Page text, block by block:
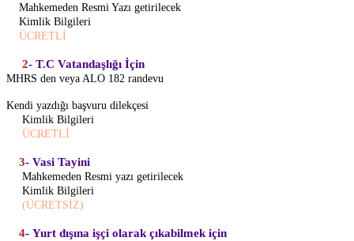
Mahkemeden Resmi Yazı getirilecek
Kimlik Bilgileri
ÜCRETLİ
2- T.C Vatandaşlığı İçin
MHRS den veya ALO 182 randevu
Kendi yazdığı başvuru dilekçesi
Kimlik Bilgileri
ÜCRETLİ
3- Vasi Tayini
Mahkemeden Resmi yazı getirilecek
Kimlik Bilgileri
(ÜCRETSİZ)
4- Yurt dışına işçi olarak çıkabilmek için